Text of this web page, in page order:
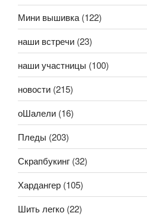
Мини вышивка (122)
наши встречи (23)
наши участницы (100)
новости (215)
оШалели (16)
Пледы (203)
Скрапбукинг (32)
Хардангер (105)
Шить легко (22)